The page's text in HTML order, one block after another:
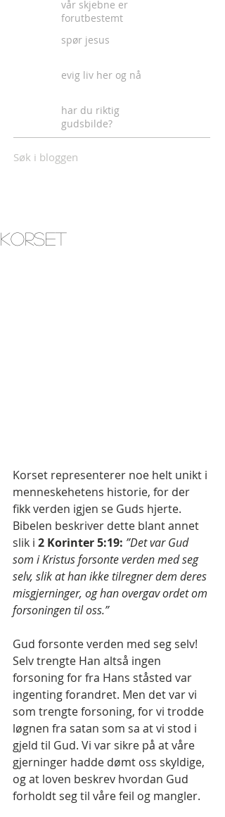
Søk i bloggen
vår skjebne er
forutbestemt
spør jesus
evig liv her og nå
har du riktig
gudsbilde?
Korset
Korset representerer noe helt unikt i
menneskehetens historie, for der
fikk verden igjen se Guds hjerte.
Bibelen beskriver dette blant annet
slik i 2 Korinter 5:19: ”Det var Gud
som i Kristus forsonte verden med seg
selv, slik at han ikke tilregner dem deres
misgjerninger, og han overgav ordet om
forsoningen til oss.”
Gud forsonte verden med seg selv!
Selv trengte Han altså ingen
forsoning for fra Hans ståsted var
ingenting forandret. Men det var vi
som trengte forsoning, for vi trodde
løgnen fra satan som sa at vi stod i
gjeld til Gud. Vi var sikre på at våre
gjerninger hadde dømt oss skyldige,
og at loven beskrev hvordan Gud
forholdt seg til våre feil og mangler.